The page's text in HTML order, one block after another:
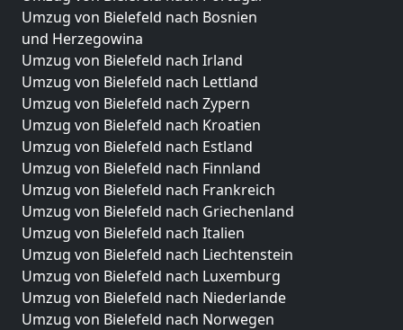
Umzug von Bielefeld nach Bosnien
und Herzegowina
Umzug von Bielefeld nach Irland
Umzug von Bielefeld nach Lettland
Umzug von Bielefeld nach Zypern
Umzug von Bielefeld nach Kroatien
Umzug von Bielefeld nach Estland
Umzug von Bielefeld nach Finnland
Umzug von Bielefeld nach Frankreich
Umzug von Bielefeld nach Griechenland
Umzug von Bielefeld nach Italien
Umzug von Bielefeld nach Liechtenstein
Umzug von Bielefeld nach Luxemburg
Umzug von Bielefeld nach Niederlande
Umzug von Bielefeld nach Norwegen